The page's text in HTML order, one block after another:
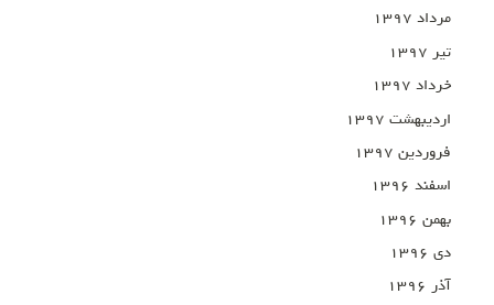
مرداد ۱۳۹۷
تیر ۱۳۹۷
خرداد ۱۳۹۷
اردیبهشت ۱۳۹۷
فروردین ۱۳۹۷
اسفند ۱۳۹۶
بهمن ۱۳۹۶
دی ۱۳۹۶
آذر ۱۳۹۶